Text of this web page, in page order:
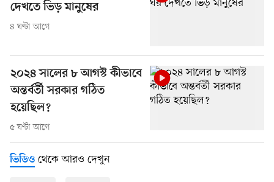
দেখতে ভিড় মানুষের
৪ ঘণ্টা আগে
২০২৪ সালের ৮ আগস্ট কীভাবে
অন্তর্বর্তী সরকার গঠিত
হয়েছিল?
৫ ঘণ্টা আগে
ভিডিও থেকে আরও দেখুন